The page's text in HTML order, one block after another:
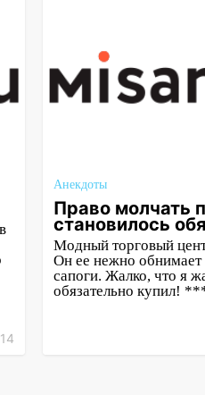
Анекдоты
Право молчать
становилось
Модный торговый
Он ее нежно обнимает
сапоги. Жалко, что я
обязательно купил!